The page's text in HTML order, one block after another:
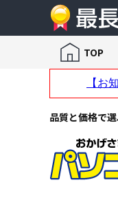
品質と価格で
TOP